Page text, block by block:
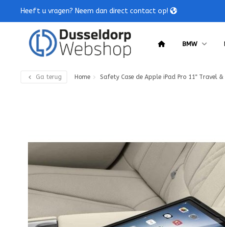
Heeft u vragen? Neem dan direct contact op!
BMW
Ga terug Home Safety Case de Apple iPad Pro 11" Travel